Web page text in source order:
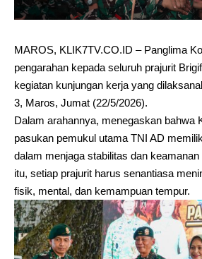
MAROS, KLIK7TV.CO.ID – Panglima
pengarahan kepada seluruh prajurit
kegiatan kunjungan kerja yang
3, Maros, Jumat (22/5/2026).
Dalam arahannya, menegaskan bahwa
pasukan pemukul utama TNI AD
dalam menjaga stabilitas dan
itu, setiap prajurit harus senantiasa
fisik, mental, dan kemampuan tempur.